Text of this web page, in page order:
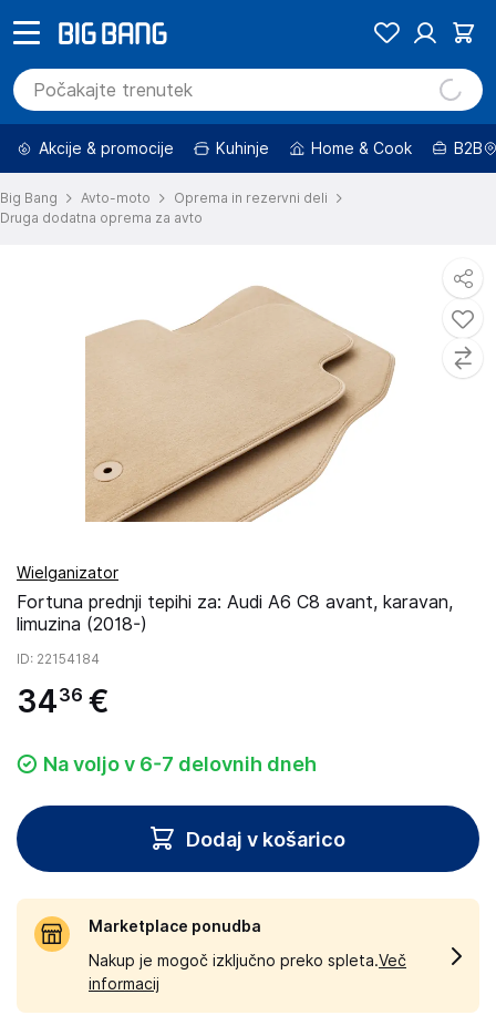
Akcije & promocije Kuhinje Home & Cook B2B
Big Bang Avto-moto
Oprema in rezervni deli
Druga dodatna oprema za avto
Wielganizator
Fortuna prednji tepihi za: Audi A6 C8 avant, karavan,
limuzina (2018-)
ID: 22154184
3436 €
Na voljo v 6-7 delovnih dneh
Dodaj v košarico
Marketplace ponudba
Nakup je mogoč izključno preko spleta.Več
informacij